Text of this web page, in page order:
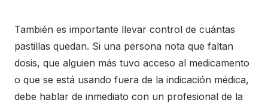
También es importante llevar control de cuántas
pastillas quedan. Si una persona nota que faltan
dosis, que alguien más tuvo acceso al medicamento
o que se está usando fuera de la indicación médica,
debe hablar de inmediato con un profesional de la